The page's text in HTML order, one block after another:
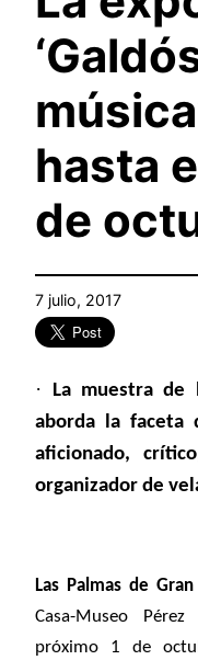
hasta
de
7 julio, 2017
· La muestra de
aborda la faceta
aficionado,
organizador de
Las Palmas de
Casa-Museo
próximo 1 de